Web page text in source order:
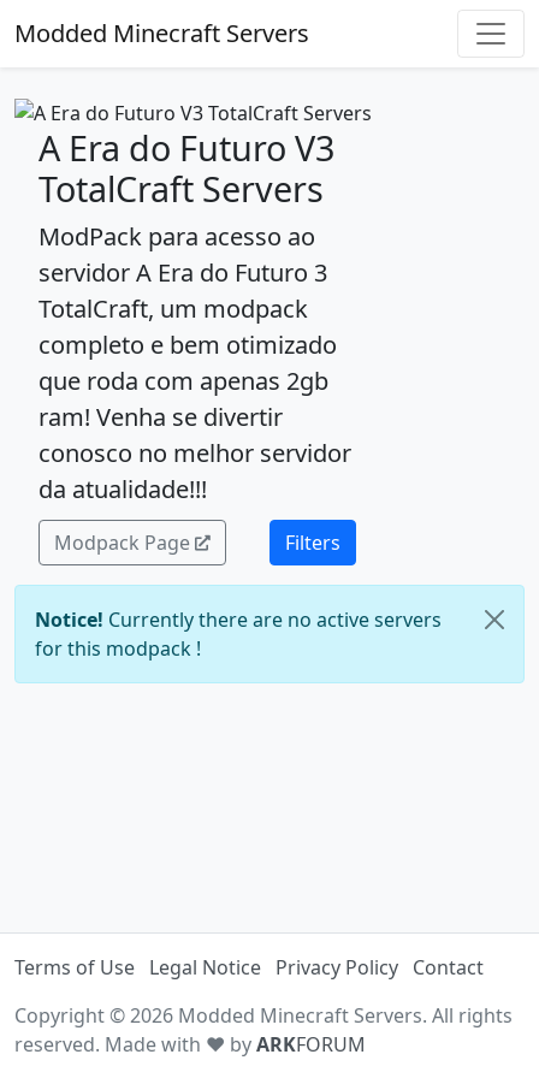
Modded Minecraft Servers
A Era do Futuro V3
TotalCraft Servers
ModPack para acesso ao
servidor A Era do Futuro 3
TotalCraft, um modpack
completo e bem otimizado
que roda com apenas 2gb
ram! Venha se divertir
conosco no melhor servidor
da atualidade!!!
Modpack Page Filters
Notice! Currently there are no active servers
for this modpack !
Terms of Use Legal Notice Privacy Policy Contact
Copyright © 2026 Modded Minecraft Servers. All rights
reserved. Made with ♥ byARKFORUM